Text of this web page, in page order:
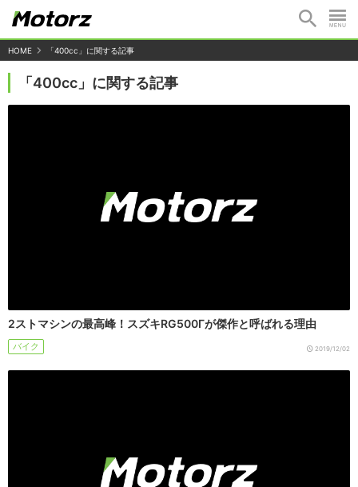
HOME 「400cc」に関する記事
「400cc」に関する記事
2ストマシンの最高峰！スズキRG500Γが傑作と呼ばれる理由
バイク 2019/12/02